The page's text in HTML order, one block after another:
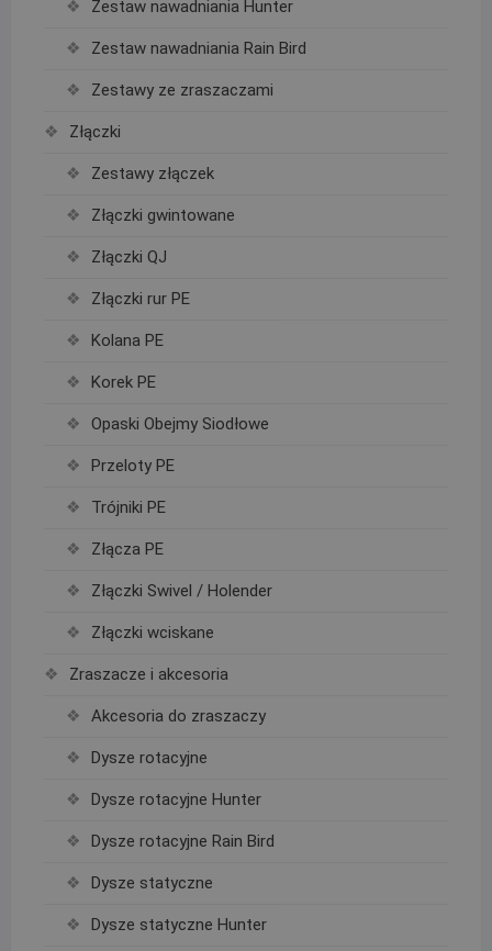
Zestaw nawadniania Hunter
Zestaw nawadniania Rain Bird
Zestawy ze zraszaczami
Złączki
Zestawy złączek
Złączki gwintowane
Złączki QJ
Złączki rur PE
Kolana PE
Korek PE
Opaski Obejmy Siodłowe
Przeloty PE
Trójniki PE
Złącza PE
Złączki Swivel / Holender
Złączki wciskane
Zraszacze i akcesoria
Akcesoria do zraszaczy
Dysze rotacyjne
Dysze rotacyjne Hunter
Dysze rotacyjne Rain Bird
Dysze statyczne
Dysze statyczne Hunter